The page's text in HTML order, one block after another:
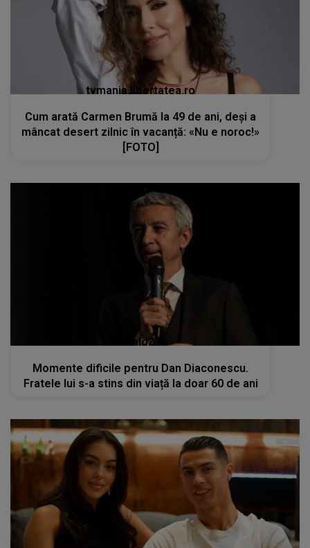
tvmania.libertatea.ro
Cum arată Carmen Brumă la 49 de ani, deși a
mâncat desert zilnic în vacanță: «Nu e noroc!»
[FOTO]
kanald2.ro
Momente dificile pentru Dan Diaconescu.
Fratele lui s-a stins din viață la doar 60 de ani